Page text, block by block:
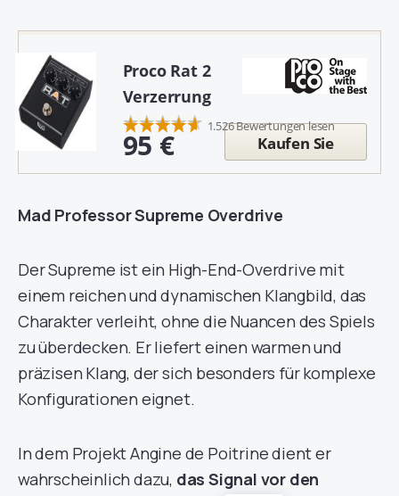
Proco Rat 2
Verzerrung
1.526 Bewertungen lesen
95 € Kaufen Sie
Mad Professor Supreme Overdrive
Der Supreme ist ein High-End-Overdrive mit
einem reichen und dynamischen Klangbild, das
Charakter verleiht, ohne die Nuancen des Spiels
zu überdecken. Er liefert einen warmen und
präzisen Klang, der sich besonders für komplexe
Konfigurationen eignet.
In dem Projekt Angine de Poitrine dient er
wahrscheinlich dazu, das Signal vor den